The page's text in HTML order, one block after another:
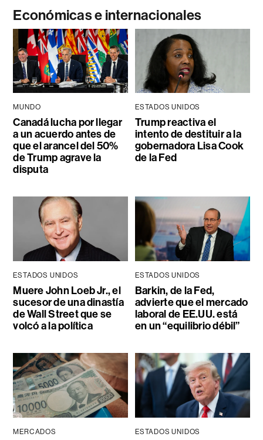
Económicas e internacionales
MUNDO
Canadá lucha por llegar
a un acuerdo antes de
que el arancel del 50%
de Trump agrave la
disputa
ESTADOS UNIDOS
Trump reactiva el
intento de destituir a la
gobernadora Lisa Cook
de la Fed
ESTADOS UNIDOS
Muere John Loeb Jr., el
sucesor de una dinastía
de Wall Street que se
volcó a la política
ESTADOS UNIDOS
Barkin, de la Fed,
advierte que el mercado
laboral de EE.UU. está
en un “equilibrio débil”
MERCADOS ESTADOS UNIDOS